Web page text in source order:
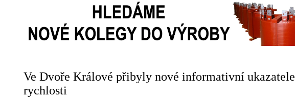
Ve Dvoře Králové přibyly nové informativní ukazatele
rychlosti